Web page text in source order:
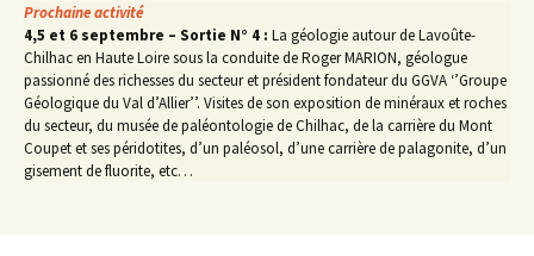
Prochaine activité
4,5 et 6 septembre – Sortie N° 4 : La géologie autour de Lavoûte-
Chilhac en Haute Loire sous la conduite de Roger MARION, géologue
passionné des richesses du secteur et président fondateur du GGVA ‘’Groupe
Géologique du Val d’Allier’’. Visites de son exposition de minéraux et roches
du secteur, du musée de paléontologie de Chilhac, de la carrière du Mont
Coupet et ses péridotites, d’un paléosol, d’une carrière de palagonite, d’un
gisement de fluorite, etc…